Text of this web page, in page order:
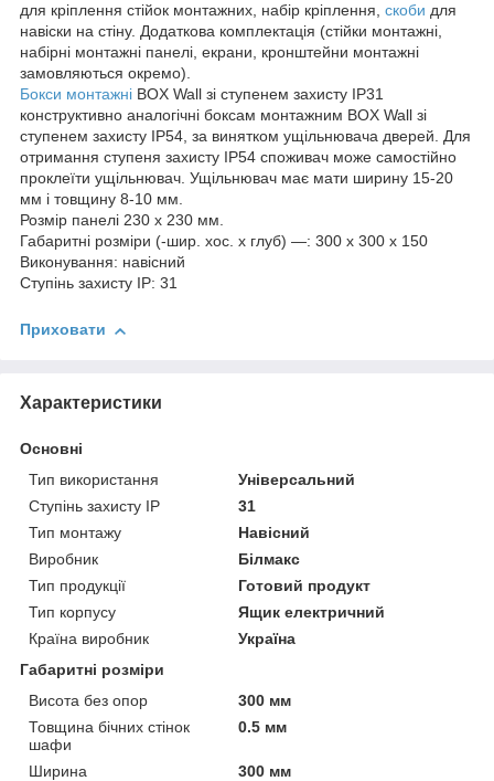
для кріплення стійок монтажних, набір кріплення, скоби для
навіски на стіну. Додаткова комплектація (стійки монтажні,
набірні монтажні панелі, екрани, кронштейни монтажні
замовляються окремо).
Бокси монтажні BOX Wall зі ступенем захисту IP31
конструктивно аналогічні боксам монтажним BOX Wall зі
ступенем захисту IP54, за винятком ущільнювача дверей. Для
отримання ступеня захисту IP54 споживач може самостійно
проклеїти ущільнювач. Ущільнювач має мати ширину 15-20
мм і товщину 8-10 мм.
Розмір панелі 230 х 230 мм.
Габаритні розміри (-шир. хос. х глуб) —: 300 х 300 х 150
Виконування: навісний
Ступінь захисту IP: 31
Приховати
Характеристики
Основні
Тип використання
Універсальний
Ступінь захисту IP
31
Тип монтажу
Навісний
Виробник
Білмакс
Тип продукції
Готовий продукт
Тип корпусу
Ящик електричний
Країна виробник
Україна
Габаритні розміри
Висота без опор
300 мм
Товщина бічних стінок
шафи
0.5 мм
Ширина
300 мм